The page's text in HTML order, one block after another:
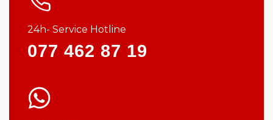
24h- Service Hotline
077 462 87 19